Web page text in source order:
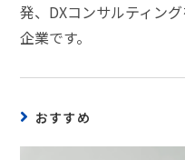
発、DXコンサルティン
企業です。
おすすめ